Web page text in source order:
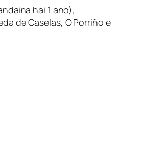
hai 1 ano),
de Caselas, O Porriño e